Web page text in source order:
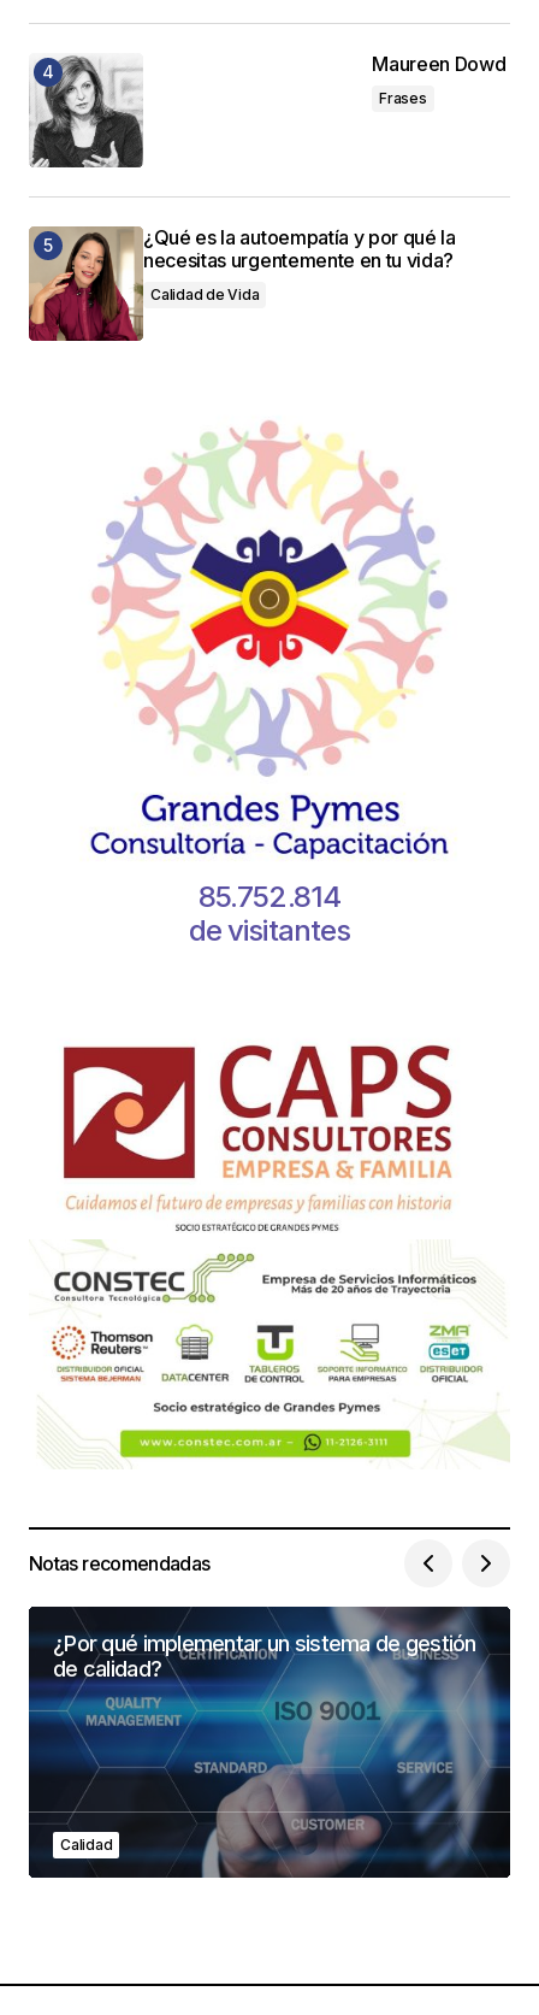
Maureen Dowd
Frases
¿Qué es la autoempatía y por qué la
necesitas urgentemente en tu vida?
Calidad de Vida
85.752.814
de visitantes
Notas recomendadas
¿Por qué implementar un sistema de gestión
de calidad?
Calidad